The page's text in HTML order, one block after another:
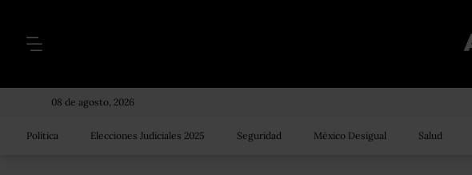
08 de agosto, 2026
Política Elecciones Judiciales 2025 Seguridad México Desigual Salud